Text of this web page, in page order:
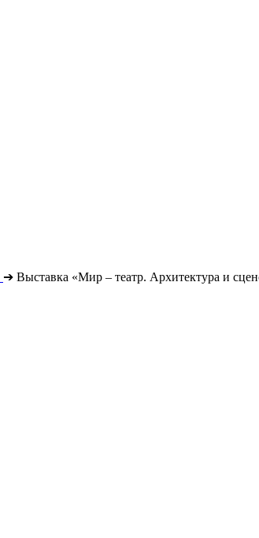
➔ Выставка «Мир – театр. Архитектура и